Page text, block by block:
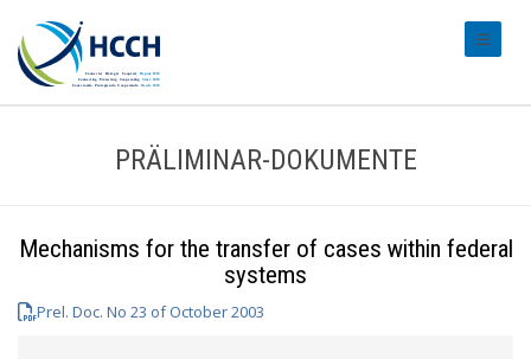
PRÄLIMINAR-DOKUMENTE
Mechanisms for the transfer of cases within federal
systems
Prel. Doc. No 23 of October 2003